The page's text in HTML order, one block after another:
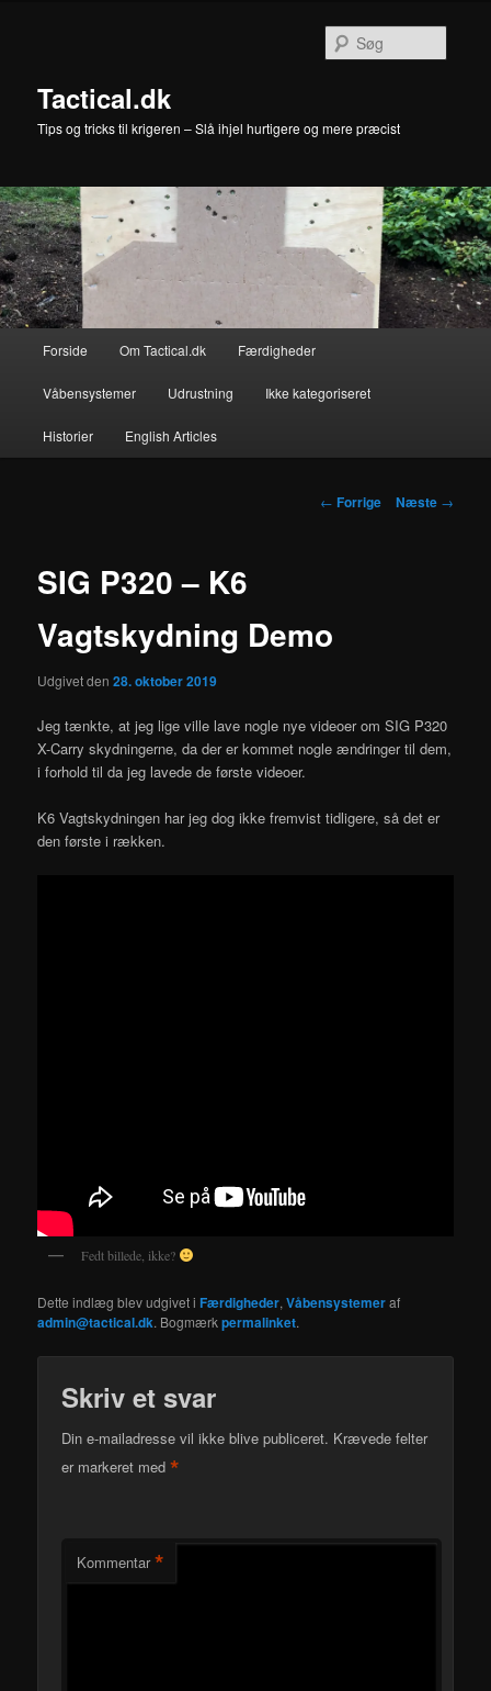
Tactical.dk
Tips og tricks til krigeren – Slå ihjel hurtigere og mere præcist
Forside Om Tactical.dk Færdigheder
Våbensystemer Udrustning Ikke kategoriseret
Historier English Articles
Indlægsnavigation
← Forrige Næste →
SIG P320 – K6
Vagtskydning Demo
Udgivet den28. oktober 2019
Jeg tænkte, at jeg lige ville lave nogle nye videoer om SIG P320
X-Carry skydningerne, da der er kommet nogle ændringer til dem,
i forhold til da jeg lavede de første videoer.
K6 Vagtskydningen har jeg dog ikke fremvist tidligere, så det er
den første i rækken.
Fedt billede, ikke?
Dette indlæg blev udgivet iFærdigheder,Våbensystemeraf
admin@tactical.dk. Bogmærkpermalinket.
Skriv et svar
Din e-mailadresse vil ikke blive publiceret. Krævede felter
er markeret med*
Kommentar *